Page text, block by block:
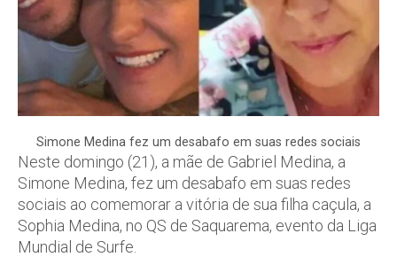
Simone Medina fez um desabafo em suas redes sociais
Neste domingo (21), a mãe de Gabriel Medina, a
Simone Medina, fez um desabafo em suas redes
sociais ao comemorar a vitória de sua filha caçula, a
Sophia Medina, no QS de Saquarema, evento da Liga
Mundial de Surfe.